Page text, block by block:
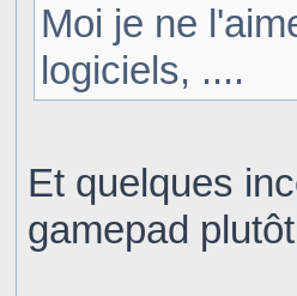
Moi je ne
logiciels, ....
Et quelques
gamepad